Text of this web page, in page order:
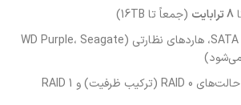
8 ترابایت
(جمعاً تا 16TB)
SATA III، هاردهای نظارتی (WD Purple، Seagate
پشتیبانی از حالت‌های RAID 0 (ترکیب ظرفیت) و RAID 1